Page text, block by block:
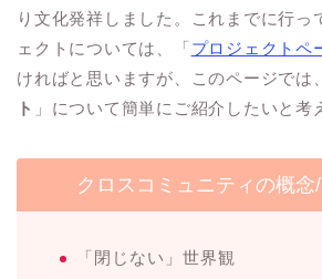
り文化発祥しました。これまでに行っ
ェクトについては、「プロジェクトペ
ければと思いますが、このページでは
ト 」について簡単にご紹介したいと考
クロスコミュニティの概念
「閉じない」世界観